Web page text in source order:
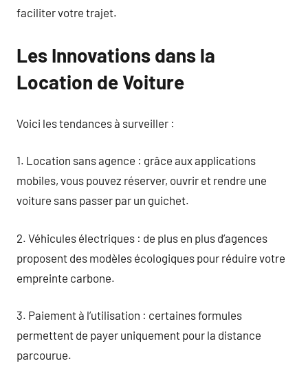
faciliter votre trajet.
Les Innovations dans la
Location de Voiture
Voici les tendances à surveiller :
1. Location sans agence : grâce aux applications
mobiles, vous pouvez réserver, ouvrir et rendre une
voiture sans passer par un guichet.
2. Véhicules électriques : de plus en plus d’agences
proposent des modèles écologiques pour réduire votre
empreinte carbone.
3. Paiement à l’utilisation : certaines formules
permettent de payer uniquement pour la distance
parcourue.